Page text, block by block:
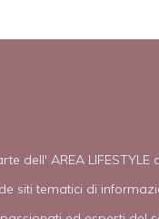
dell' AREA
siti tematici di